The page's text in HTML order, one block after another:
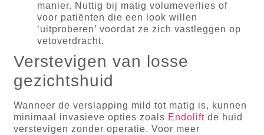
manier. Nuttig bij matig volumeverlies of
voor patiënten die een look willen
‘uitproberen’ voordat ze zich vastleggen op
vetoverdracht.
Verstevigen van losse
gezichtshuid
Wanneer de verslapping mild tot matig is, kunnen
minimaal invasieve opties zoals Endolift de huid
verstevigen zonder operatie. Voor meer